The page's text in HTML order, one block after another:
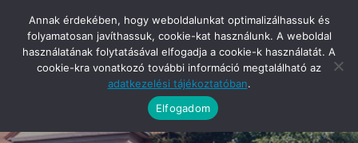
content
2026-08-08 15:57
Annak érdekében, hogy weboldalunkat optimalizálhassuk és
folyamatosan javíthassuk, cookie-kat használunk. A weboldal
használatának folytatásával elfogadja a cookie-k használatát. A
cookie-kra vonatkozó további információ megtalálható az
adatkezelési tájékoztatóban.
Elfogadom